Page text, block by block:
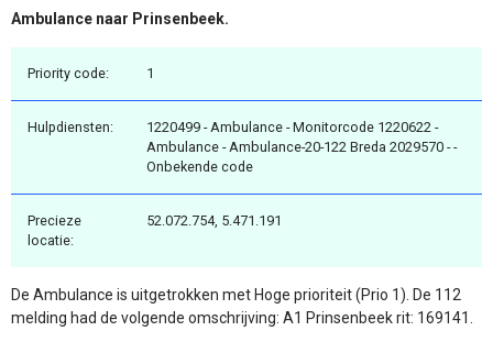
Ambulance naar Prinsenbeek.
Priority code: 1
Hulpdiensten:
1220499 - Ambulance - Monitorcode 1220622 -
Ambulance - Ambulance-20-122 Breda 2029570 - -
Onbekende code
Precieze
locatie:
52.072.754, 5.471.191
De Ambulance is uitgetrokken met Hoge prioriteit (Prio 1). De 112
melding had de volgende omschrijving: A1 Prinsenbeek rit: 169141.